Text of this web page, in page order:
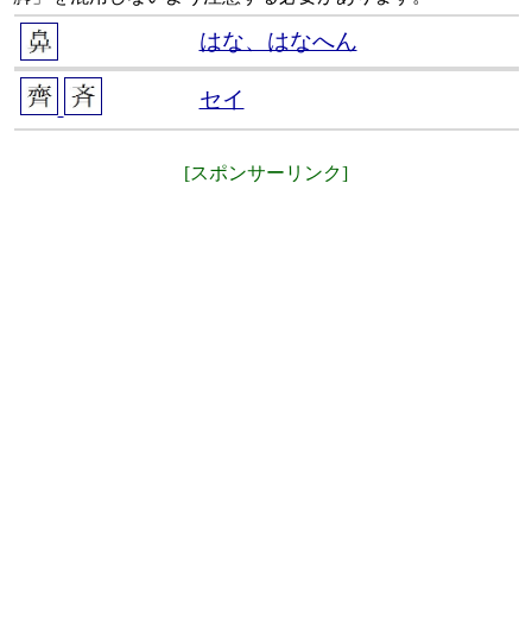
はな、はなへん
セイ
[スポンサーリンク]